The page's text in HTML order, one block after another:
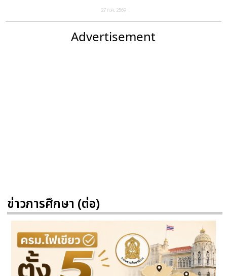
27 ก.ค. 2569
Advertisement
ข่าวการศึกษา (ต่อ)